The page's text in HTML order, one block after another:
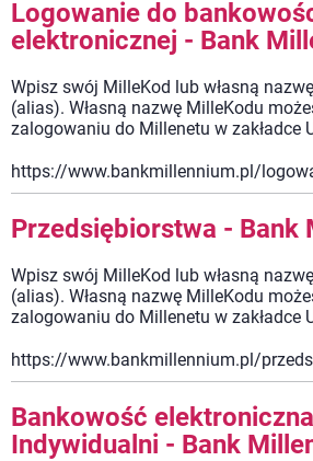
Logowanie do
elektronicznej - Bank
Wpisz swój MilleKod lub własną
(alias). Własną nazwę MilleKodu
zalogowaniu do Millenetu w zakładce
https://www.bankmillennium.pl/
Przedsiębiorstwa - Bank
Wpisz swój MilleKod lub własną
(alias). Własną nazwę MilleKodu
zalogowaniu do Millenetu w zakładce
https://www.bankmillennium.pl/
Bankowość
Indywidualni - Bank